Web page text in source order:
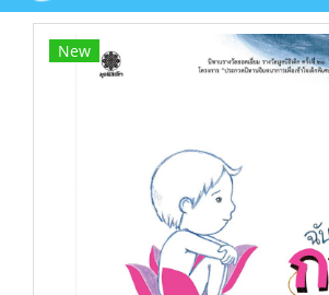
New